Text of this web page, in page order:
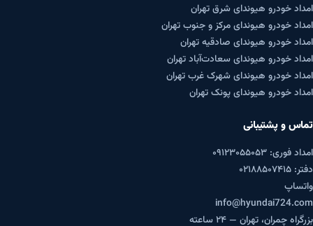
امداد خودرو هیوندای شرق تهران
امداد خودرو هیوندای مرکز و جنوب تهران
امداد خودرو هیوندای صادقیه تهران
امداد خودرو هیوندای سعادت‌آباد تهران
امداد خودرو هیوندای شهرک غرب تهران
امداد خودرو هیوندای پونک تهران
تماس و پشتیبانی
امداد فوری: ۰۹۱۲۳۰۵۵۰۵۳
دفتر: ۰۲۱۸۸۵۰۷۴۱۵
واتساپ
info@hyundai724.com
بزرگراه چمران، تهران — ۲۴ ساعته